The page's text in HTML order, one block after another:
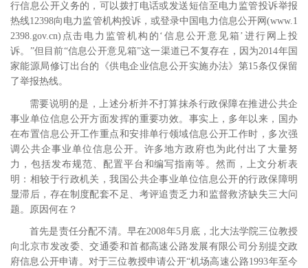
行信息公开义务的，可以拨打电话或发送短信至电力监管投诉举报
热线12398向电力监管机构投诉，或登录中国电力信息公开网(www.1
2398.gov.cn) 点击电力监管机构的‘信息公开意见箱’进行网上投
诉。”但目前“信息公开意见箱”这一渠道已不复存在 ，因为2014年国
家能源局修订出台的《供电企业信息公开实施办法》第15条仅保留
了举报热线。
需要说明的是，上述分析并不打算抹杀行政保障在推进公共企
事业单位信息公开方面发挥的重要功效。事实上，多年以来，国办
在布置信息公开工作重点和安排单行领域信息公开工作时，多次强
调公共企事业单位信息公开。 许多地方政府也为此付出了大量努
力，包括发布规范、配置平台和编写指南等 。然而，上文分析表
明：相较于行政机关，我国公共企事业单位信息公开的行政保障明
显滞后，存在制度配套不足、考评追责乏力和监督救济缺失三大问
题。原因何在？
首先是责任分配不清。早在2008年5月底，北大法学院三位教授
向北京市发改委、交通委和首都高速公路发展有限公司分别提交政
府信息公开申请。对于三位教授申请公开“机场高速公路1993年至今